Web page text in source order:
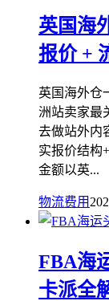
英国海
报价 +
英国海外仓
洲站卖家最
去做站外内
实报价结构
金额以英...
物流费用
FBA海
卡派全